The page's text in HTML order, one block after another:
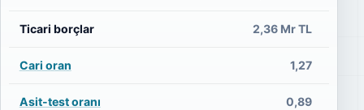
Ticari borçlar 2,36 Mr TL
Cari oran 1,27
Asit-test oranı 0,89